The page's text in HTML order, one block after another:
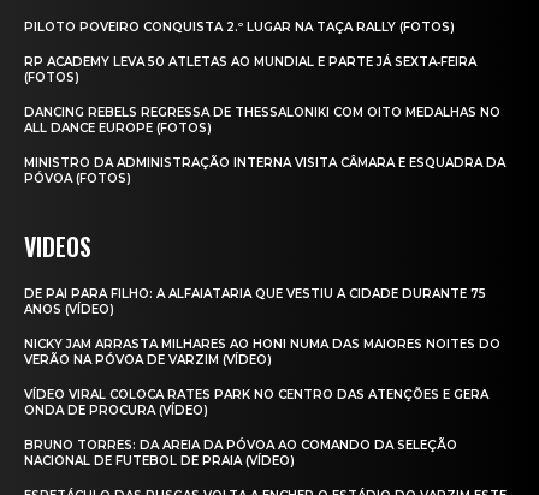
PILOTO POVEIRO CONQUISTA 2.º LUGAR NA TAÇA RALLY (FOTOS)
RP ACADEMY LEVA 50 ATLETAS AO MUNDIAL E PARTE JÁ SEXTA‑FEIRA
(FOTOS)
DANCING REBELS REGRESSA DE THESSALONIKI COM OITO MEDALHAS NO
ALL DANCE EUROPE (FOTOS)
MINISTRO DA ADMINISTRAÇÃO INTERNA VISITA CÂMARA E ESQUADRA DA
PÓVOA (FOTOS)
VIDEOS
DE PAI PARA FILHO: A ALFAIATARIA QUE VESTIU A CIDADE DURANTE 75
ANOS (VÍDEO)
NICKY JAM ARRASTA MILHARES AO HONI NUMA DAS MAIORES NOITES DO
VERÃO NA PÓVOA DE VARZIM (VÍDEO)
VÍDEO VIRAL COLOCA RATES PARK NO CENTRO DAS ATENÇÕES E GERA
ONDA DE PROCURA (VÍDEO)
BRUNO TORRES: DA AREIA DA PÓVOA AO COMANDO DA SELEÇÃO
NACIONAL DE FUTEBOL DE PRAIA (VÍDEO)